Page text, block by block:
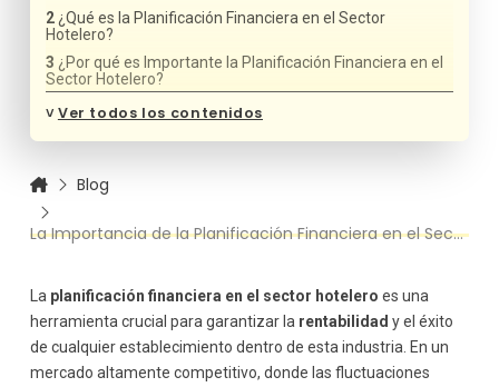
¿Qué es la Planificación Financiera en el Sector
Hotelero?
¿Por qué es Importante la Planificación Financiera en el
Sector Hotelero?
1. Optimización de los Recursos Financieros
4. Maximización de la Rentabilidad
Pasos Clave para Implementar una Planificación
1. Establecimiento de Objetivos Claros
2. Análisis de Ingresos y Costos
3. Presupuestación
4. Monitoreo y Ajustes Continuos
˅Ver todos los contenidos
Blog
La Importancia de la Planificación Financiera en el Sector Hotelero
La planificación financiera en el sector hotelero es una
herramienta crucial para garantizar la rentabilidad y el éxito
de cualquier establecimiento dentro de esta industria. En un
mercado altamente competitivo, donde las fluctuaciones